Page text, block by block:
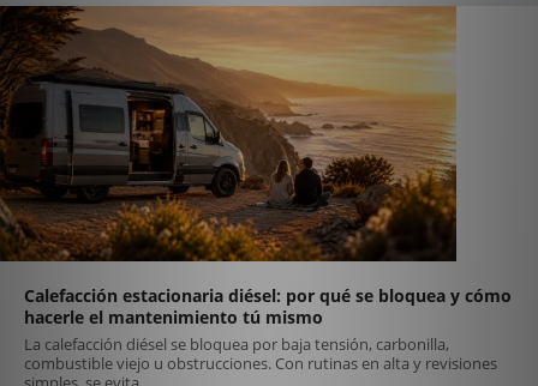
Calefacción estacionaria diésel: por qué se bloquea y cómo
hacerle el mantenimiento tú mismo
La calefacción diésel se bloquea por baja tensión, carbonilla,
combustible viejo u obstrucciones. Con rutinas en alta y revisiones